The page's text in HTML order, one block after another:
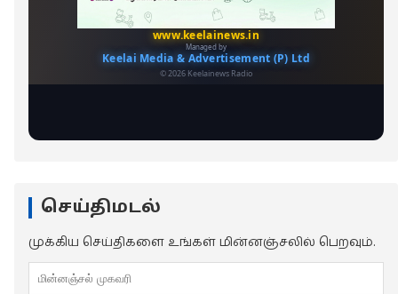
செய்திமடல்
முக்கிய செய்திகளை உங்கள் மின்னஞ்சலில் பெறவும்.